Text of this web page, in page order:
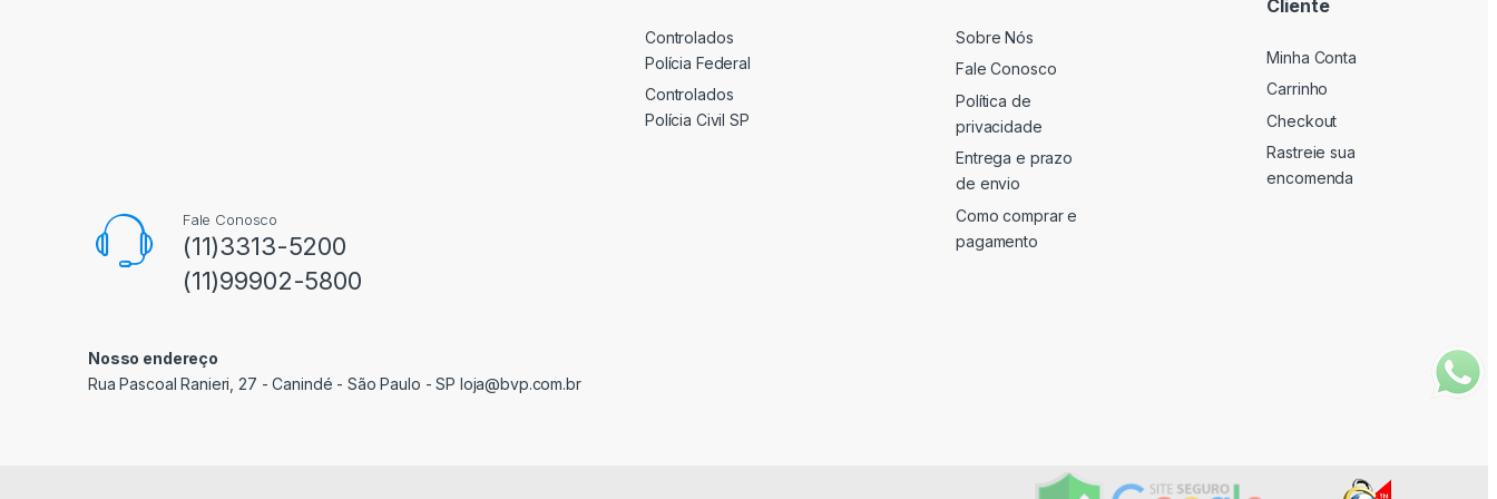
Fale Conosco
(11)3313-5200
(11)99902-5800
Nosso endereço
Rua Pascoal Ranieri, 27 - Canindé - São Paulo - SP loja@bvp.com.br
Controlados
Polícia Federal
Controlados
Polícia Civil SP
Sobre Nós
Fale Conosco
Política de
privacidade
Entrega e prazo
de envio
Como comprar e
pagamento
Cliente
Minha Conta
Carrinho
Checkout
Rastreie sua
encomenda